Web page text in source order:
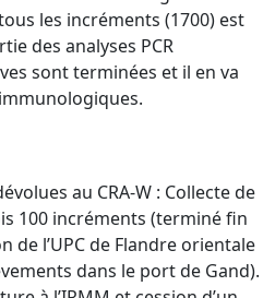
les incréments (1700) est
des analyses PCR
sont terminées et il en va
au CRA-W : Collecte de
100 incréments (terminé fin
de l’UPC de Flandre orientale
dans le port de Gand).